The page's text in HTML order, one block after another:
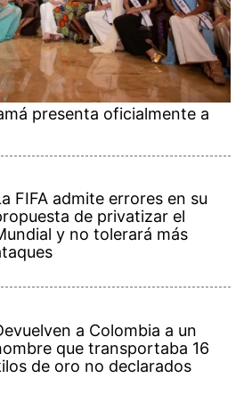
presenta oficialmente a
FIFA admite errores en su
de privatizar el
y no tolerará más
a Colombia a un
que transportaba 16
de oro no declarados